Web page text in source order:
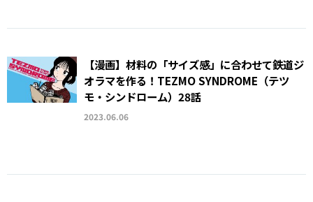
【漫画】材料の「サイズ感」に合わせて鉄道ジ
オラマを作る！TEZMO SYNDROME（テツ
モ・シンドローム）28話
2023.06.06